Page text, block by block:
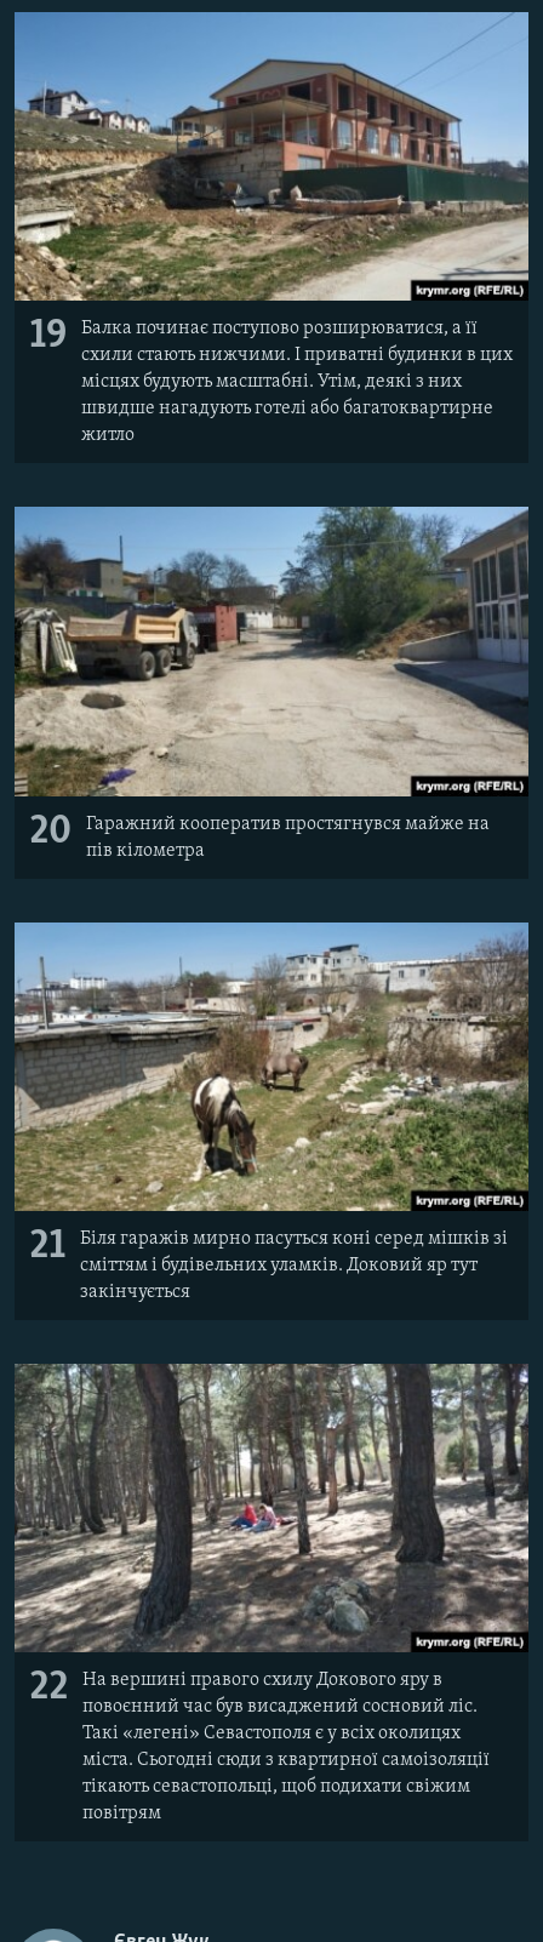
19
Балка починає поступово розширюватися, а її
схили стають нижчими. І приватні будинки в цих
місцях будують масштабні. Утім, деякі з них
швидше нагадують готелі або багатоквартирне
житло
20
Гаражний кооператив простягнувся майже на
пів кілометра
21
Біля гаражів мирно пасуться коні серед мішків зі
сміттям і будівельних уламків. Доковий яр тут
закінчується
22
На вершині правого схилу Докового яру в
повоєнний час був висаджений сосновий ліс.
Такі «легені» Севастополя є у всіх околицях
міста. Сьогодні сюди з квартирної самоізоляції
тікають севастопольці, щоб подихати свіжим
повітрям